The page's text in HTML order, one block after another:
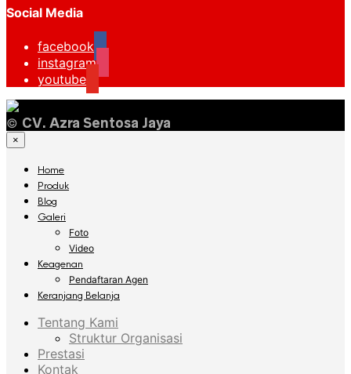
Social Media
facebook
instagram
youtube
© CV. Azra Sentosa Jaya
×
Home
Produk
Blog
Galeri
Foto
Video
Keagenan
Pendaftaran Agen
Keranjang Belanja
Tentang Kami
Struktur Organisasi
Prestasi
Kontak